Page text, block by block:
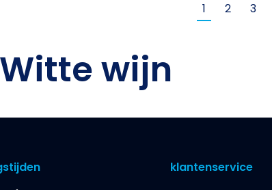
1 2 3
Witte wijn
klantenservice